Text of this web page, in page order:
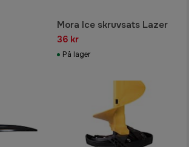
Mora Ice skruvsats Lazer
36 kr
På lager